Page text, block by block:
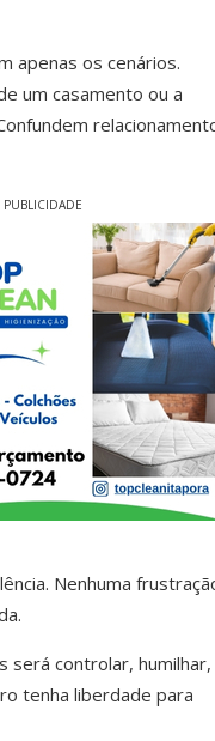
apenas os cenários.
um casamento ou a
PUBLICIDADE
Nenhuma
será controlar, humilhar,
tenha liberdade para